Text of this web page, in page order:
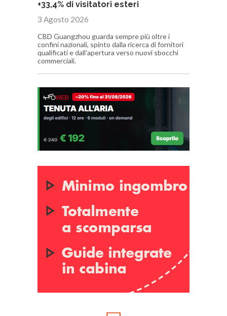
+33,4% di visitatori esteri
3 Agosto 2026
CBD Guangzhou guarda sempre più oltre i
confini nazionali, spinto dalla ricerca di fornitori
qualificati e dall'apertura verso nuovi sbocchi
commerciali.